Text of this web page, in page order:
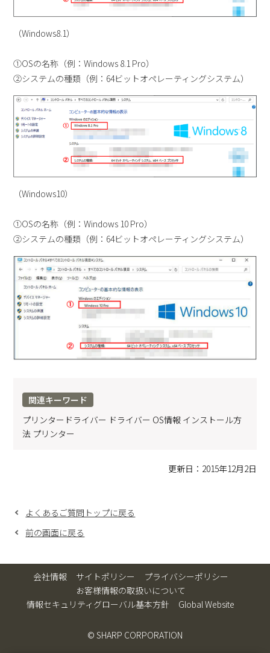
（Windows8.1）
①OSの名称（例：Windows 8.1 Pro）
②システムの種類（例：64ビットオペレーティングシステム）
（Windows10）
①OSの名称（例：Windows 10 Pro）
②システムの種類（例：64ビットオペレーティングシステム）
関連キーワード
プリンタードライバー ドライバー OS情報 インストール方
法 プリンター
更新日：2015年12月2日
よくあるご質問トップに戻る
前の画面に戻る
会社情報 サイトポリシー
プライバシーポリシー
お客様情報の取扱いについて
情報セキュリティグローバル基本方針
Global Website
© SHARP CORPORATION